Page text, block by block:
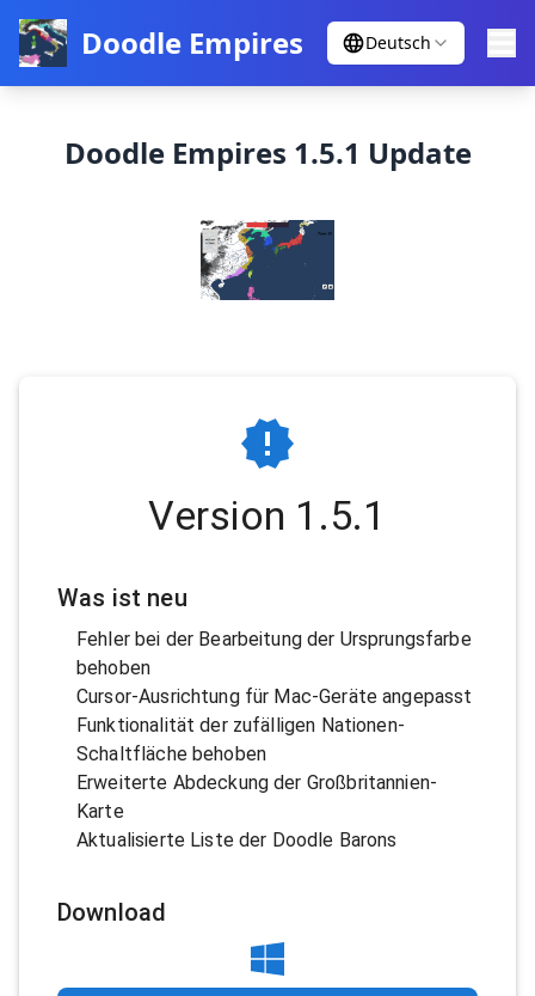
Doodle Empires Deutsch
Doodle Empires 1.5.1 Update
Version 1.5.1
Was ist neu
Fehler bei der Bearbeitung der Ursprungsfarbe
behoben
Cursor-Ausrichtung für Mac-Geräte angepasst
Funktionalität der zufälligen Nationen-
Schaltfläche behoben
Erweiterte Abdeckung der Großbritannien-
Karte
Aktualisierte Liste der Doodle Barons
Download